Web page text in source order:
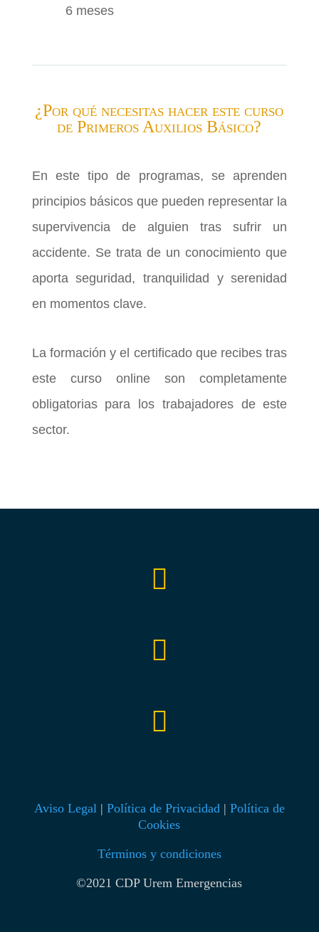
6 meses
¿Por qué necesitas hacer este curso
de Primeros Auxilios Básico?
En este tipo de programas, se aprenden
principios básicos que pueden representar la
supervivencia de alguien tras sufrir un
accidente. Se trata de un conocimiento que
aporta seguridad, tranquilidad y serenidad
en momentos clave.
La formación y el certificado que recibes tras
este curso online son completamente
obligatorias para los trabajadores de este
sector.



Aviso Legal| Política de Privacidad| Política de
Cookies
Términos y condiciones
©2021 CDP Urem Emergencias